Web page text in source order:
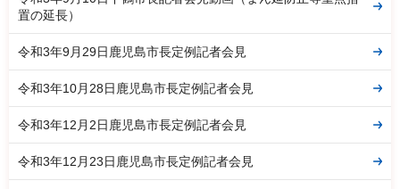
置の延長）
令和3年9月29日鹿児島市長定例記者会見
令和3年10月28日鹿児島市長定例記者会見
令和3年12月2日鹿児島市長定例記者会見
令和3年12月23日鹿児島市長定例記者会見